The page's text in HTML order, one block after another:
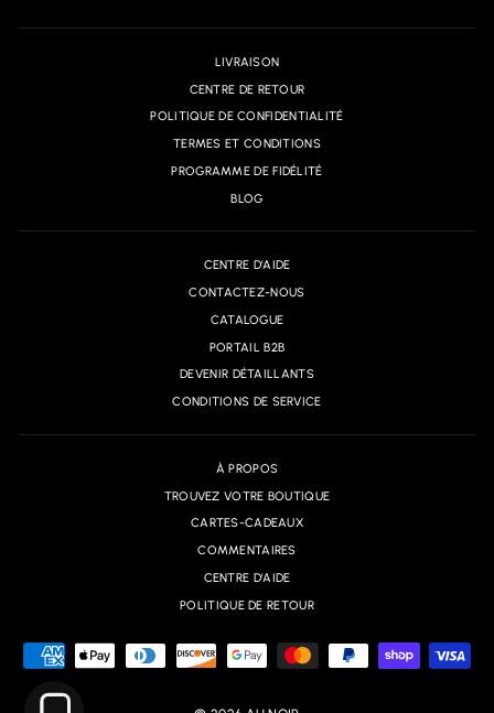
LIVRAISON
CENTRE DE RETOUR
POLITIQUE DE CONFIDENTIALITÉ
TERMES ET CONDITIONS
PROGRAMME DE FIDÉLITÉ
BLOG
CENTRE D'AIDE
CONTACTEZ-NOUS
CATALOGUE
PORTAIL B2B
DEVENIR DÉTAILLANTS
CONDITIONS DE SERVICE
À PROPOS
TROUVEZ VOTRE BOUTIQUE
CARTES-CADEAUX
COMMENTAIRES
CENTRE D'AIDE
POLITIQUE DE RETOUR